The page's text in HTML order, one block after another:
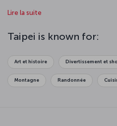
Chinese dynasties. Rising from the
building in the world before Dubai's
offers and unmatched view of the
the city's bridges. To discover
the city.
Lire la suite
Taipei is known for:
Art et histoire Divertissement et
Montagne Randonnée